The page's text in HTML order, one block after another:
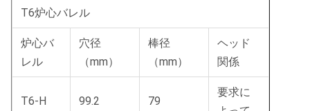
T6炉心バレル
炉心バ
レル
穴径
（mm）
棒径
（mm）
ヘッド
関係
T6-H 99.2 79
要求に